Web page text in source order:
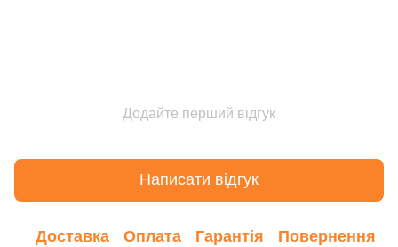
Додайте перший відгук
Написати відгук
Доставка Оплата Гарантія Повернення